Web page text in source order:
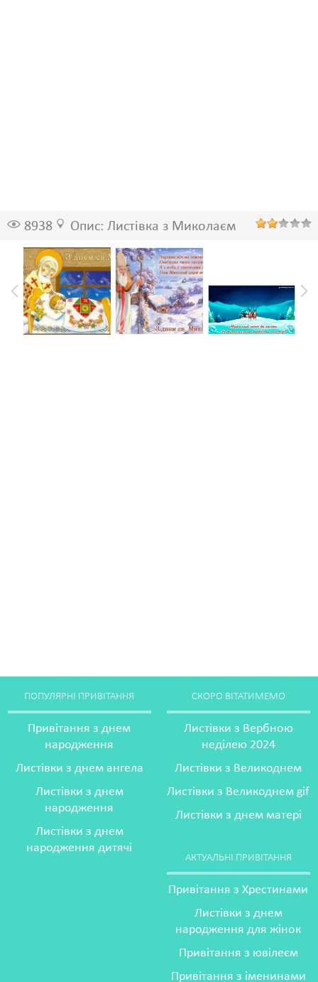
8938 Опис: Листівка з Миколаєм
ПОПУЛЯРНІ ПРИВІТАННЯ
Привітання з днем
народження
Листівки з днем ангела
Листівки з днем
народження
Листівки з днем
народження дитячі
СКОРО ВІТАТИМЕМО
Листівки з Вербною
неділею 2024
Листівки з Великоднем
Листівки з Великоднем gif
Листівки з днем матері
АКТУАЛЬНІ ПРИВІТАННЯ
Привітання з Хрестинами
Листівки з днем
народження для жінок
Привітання з ювілеєм
Привітання з іменинами